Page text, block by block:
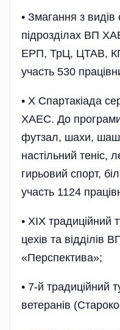
• Змагання з видів
підрозділах ВП
ЕРП, ТрЦ, ЦТАВ,
участь 530
• X Спартакіада
ХАЕС. До програми
футзал, шахи,
настільний теніс,
гирьовий спорт,
участь 1124
• XIX традиці­йний
цехів та відділів
«Перспектива»;
• 7-й традиці­йний
ветеранів